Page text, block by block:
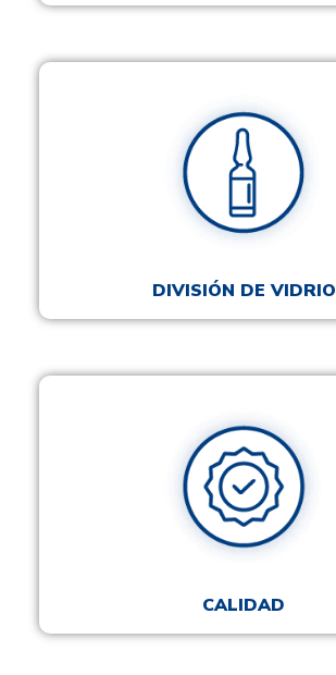
DIVISIÓN DE VIDRIO
CALIDAD